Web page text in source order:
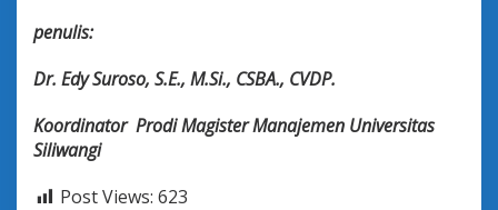
penulis:
Dr. Edy Suroso, S.E., M.Si., CSBA., CVDP.
Koordinator Prodi Magister Manajemen Universitas
Siliwangi
Post Views: 623